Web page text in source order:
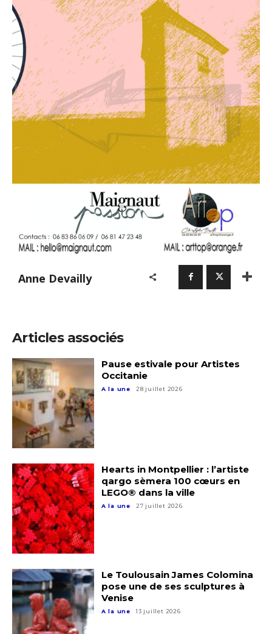
Adresse email*
Nom
Prénom
Adresse email*
Anne Devailly
Articles associés
Pause estivale pour Artistes
Occitanie
A la une 28 juillet 2026
Hearts in Montpellier : l’artiste
qargo sèmera 100 cœurs en
LEGO® dans la ville
A la une 27 juillet 2026
Le Toulousain James Colomina
pose une de ses sculptures à
Venise
A la une 13 juillet 2026